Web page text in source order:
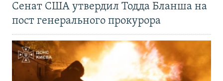
Сенат США утвердил Тодда Бланша на
пост генерального прокурора